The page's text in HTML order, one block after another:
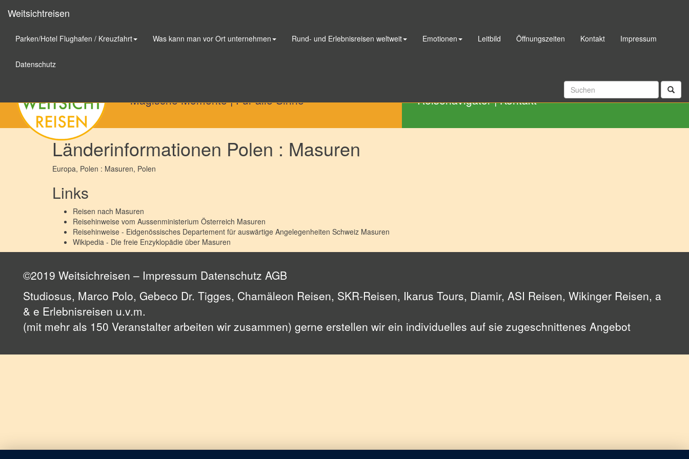
Magische Momente|Für alle Sinne Reisenavigator|Kontakt
Länderinformationen Polen : Masuren
Europa, Polen : Masuren, Polen
Links
Reisen nach Masuren
Reisehinweise vom Aussenministerium Österreich Masuren
Reisehinweise - Eidgenössisches Departement für auswärtige Angelegenheiten Schweiz Masuren
Wikipedia - Die freie Enzyklopädie über Masuren
©2019 Weitsichreisen – Impressum Datenschutz AGB
Studiosus, Marco Polo, Gebeco Dr. Tigges, Chamäleon Reisen, SKR-Reisen, Ikarus Tours, Diamir, ASI Reisen, Wikinger Reisen, a
& e Erlebnisreisen u.v.m.
(mit mehr als 150 Veranstalter arbeiten wir zusammen) gerne erstellen wir ein individuelles auf sie zugeschnittenes Angebot
Weitsichtreisen
Parken/Hotel Flughafen / Kreuzfahrt Was kann man vor Ort unternehmen Rund- und Erlebnisreisen weltweit Emotionen Leitbild Öffnungszeiten Kontakt Impressum
Datenschutz